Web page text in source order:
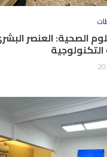
الصحية: العنصر